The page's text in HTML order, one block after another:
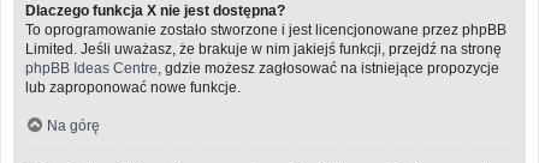
Dlaczego funkcja X nie jest dostępna?
To oprogramowanie zostało stworzone i jest licencjonowane przez phpBB
Limited. Jeśli uważasz, że brakuje w nim jakiejś funkcji, przejdź na stronę
phpBB Ideas Centre , gdzie możesz zagłosować na istniejące propozycje
lub zaproponować nowe funkcje.
Na górę